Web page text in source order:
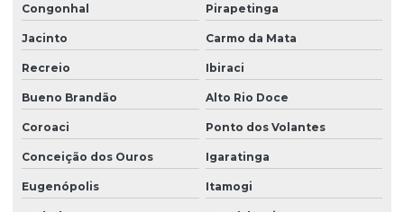
Congonhal Pirapetinga
Jacinto Carmo da Mata
Recreio Ibiraci
Bueno Brandão Alto Rio Doce
Coroaci Ponto dos Volantes
Conceição dos Ouros Igaratinga
Eugenópolis Itamogi